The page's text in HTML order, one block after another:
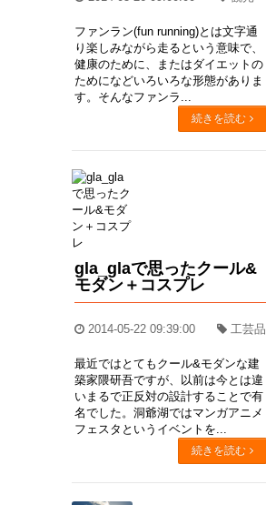
ファンラン(fun running)とは文字通
り楽しみながら走るという意味で、
健康のために、またはダイエットの
ためになどいろいろな形態がありま
す。そんなファンラ...
続きを読む
gla_glaで思ったクール&
モダン＋コスプレ
2014-05-22 09:39:00 工芸品
最近ではとてもクール&モダンな建
築家隈研吾ですが、以前は今とは違
いまるで正反対の設計することで有
名でした。洞爺湖ではマンガアニメ
フェスタというイベントを...
続きを読む